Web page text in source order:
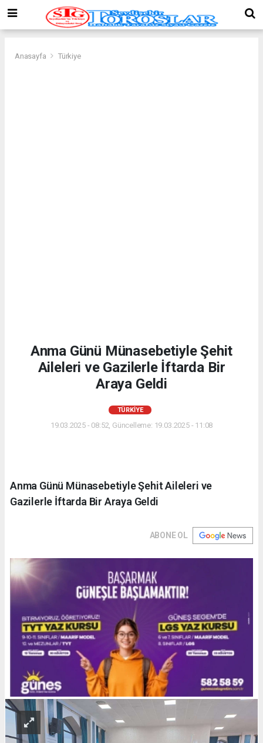
Anasayfa Türkiye
Anma Günü Münasebetiyle Şehit
Aileleri ve Gazilerle İftarda Bir
Araya Geldi
TÜRKIYE
19.03.2025 - 08:52, Güncelleme: 19.03.2025 - 11:08
Anma Günü Münasebetiyle Şehit Aileleri ve
Gazilerle İftarda Bir Araya Geldi
ABONE OL